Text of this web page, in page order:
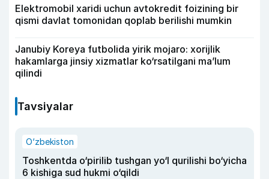
Elektromobil xaridi uchun avtokredit foizining bir
qismi davlat tomonidan qoplab berilishi mumkin
Janubiy Koreya futbolida yirik mojaro: xorijlik
hakamlarga jinsiy xizmatlar ko‘rsatilgani ma’lum
qilindi
Tavsiyalar
O‘zbekiston
Toshkentda o‘pirilib tushgan yo‘l qurilishi bo‘yicha
6 kishiga sud hukmi o‘qildi